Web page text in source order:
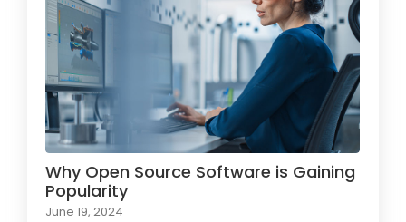
Why Open Source Software is Gaining
Popularity
June 19, 2024